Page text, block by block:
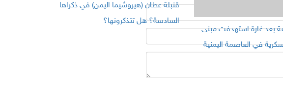
بعد غارة استهدفت مبنى
في العاصمة اليمنية
قنبلة عطان (هيروشيما اليمن) في ذكراها
السادسة؟ هل تتذكرونها؟